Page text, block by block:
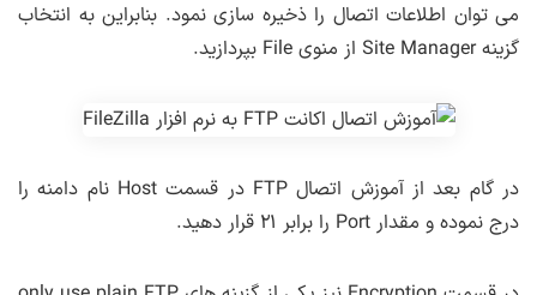
می توان اطلاعات اتصال را ذخیره سازی نمود. بنابراین به انتخاب
گزینه Site Manager از منوی File بپردازید.
در گام بعد از آموزش اتصال FTP در قسمت Host نام دامنه را
درج نموده و مقدار Port را برابر ۲۱ قرار دهید.